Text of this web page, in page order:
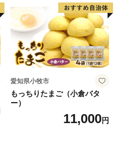
愛知県小牧市
もっちりたまご（小倉バタ
ー）
11,000円